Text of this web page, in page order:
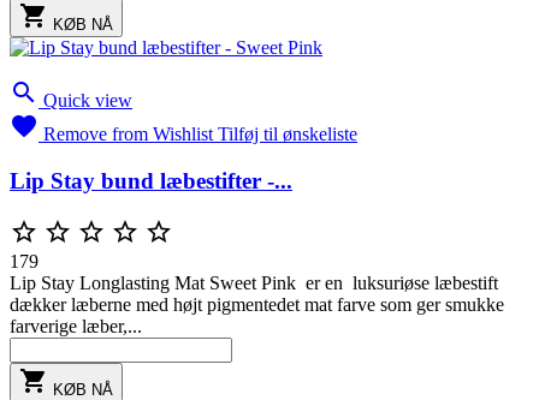
 KØB NÅ
 Quick view
 Remove from Wishlist Tilføj til ønskeliste
Lip Stay bund læbestifter -...
    
179
Lip Stay Longlasting Mat Sweet Pink er en luksuriøse læbestift
dækker læberne med højt pigmentedet mat farve som ger smukke
farverige læber,...
 KØB NÅ